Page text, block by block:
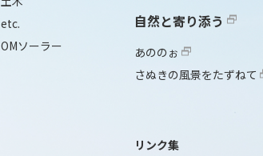
etc.
OMソーラー
自然と寄り添う
あののぉ
さぬきの風景をたずねて
リンク集